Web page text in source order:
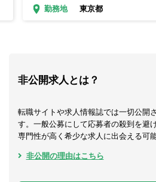
勤務地
東京都
非公開求人とは？
転職サイトや求人情報誌では一切公開
す。一般公募にして応募者の殺到を避
専門性が高く希少な求人に出会える可
非公開の理由はこちら